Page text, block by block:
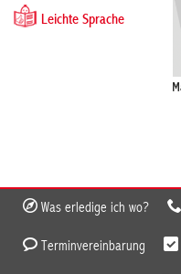
Leichte Sprache
Was erledige ich wo?
Terminvereinbarung